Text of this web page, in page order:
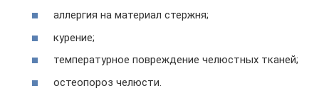
аллергия на материал стержня;
курение;
температурное повреждение челюстных тканей;
остеопороз челюсти.